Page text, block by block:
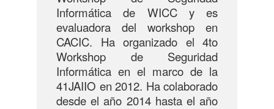
Informática de WICC y es
evaluadora del workshop en
CACIC. Ha organizado el 4to
Workshop de Seguridad
Informática en el marco de la
41JAIIO en 2012. Ha colaborado
desde el año 2014 hasta el año